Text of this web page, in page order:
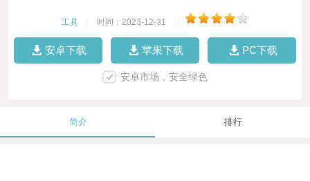
工具 时间：2023-12-31
安卓下载 苹果下载 PC下载
安卓市场，安全绿色
简介 排行